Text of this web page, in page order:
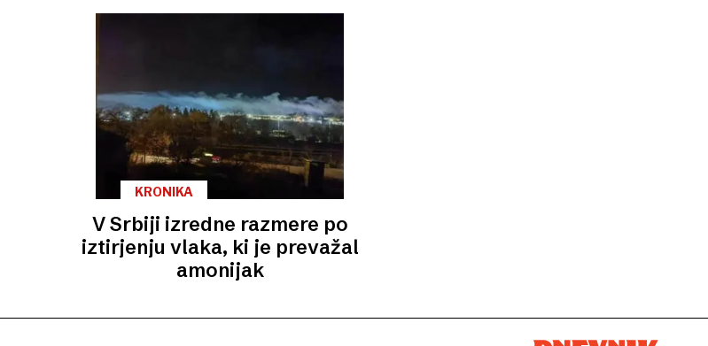
KRONIKA
V Srbiji izredne razmere po
iztirjenju vlaka, ki je prevažal
amonijak